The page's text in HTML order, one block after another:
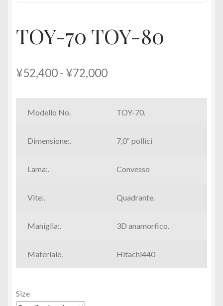
TOY-70 TOY-80
¥52,400- ¥72,000Fascia
prezzo:
¥52,400
Modello No. TOY-70.
Dimensione:. 7,0″ pollici
Lama:. Convesso
Vite:. Quadrante.
Maniglia:. 3D anamorfico.
Materiale. Hitachi440
Size